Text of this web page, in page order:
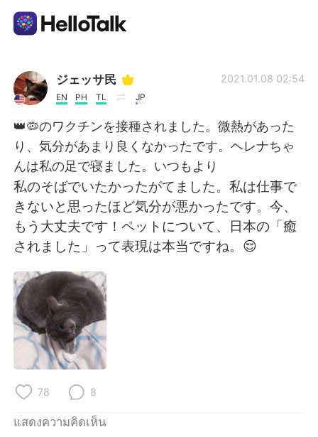
แอปแลกเปลี่ยนทางภาษา
AI Grammar Checker
ไทย
English 简体中文
繁體中文 Español
العربية
Deutsch
한국어
Indonesia
Türkçe
ジェッサ民
EN PH TL JP
2021.01.08 02:54
👑🦠のワクチンを接種されました。微熱があった
り、気分があまり良くなかったです。ヘレナちゃ
んは私の足で寝ました。いつもより
私のそばでいたかったがてました。私は仕事で
きないと思ったほど気分が悪かったです。今、
もう大丈夫です！ペットについて、日本の「癒
されました」って表現は本当ですね。😌
78 8
แสดงความคิดเห็น